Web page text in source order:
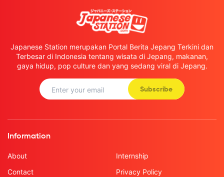
Japanese Station merupakan Portal Berita Jepang Terkini dan
Terbesar di Indonesia tentang wisata di Jepang, makanan,
gaya hidup, pop culture dan yang sedang viral di Jepang.
Subscribe
Information
About
Contact
Internship
Privacy Policy